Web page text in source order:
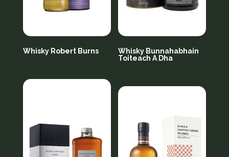
Whisky Robert Burns
Whisky Bunnahabhain
Toiteach A Dha